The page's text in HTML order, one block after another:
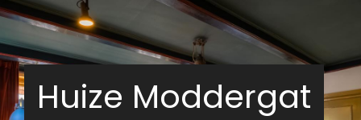
Huize Moddergat